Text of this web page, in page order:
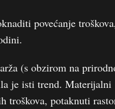
povećanje
(s obzirom na
je isti trend. Materijalni
troškova, potaknuti